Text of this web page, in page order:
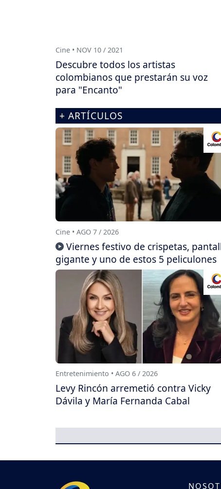
Cine • NOV 10 / 2021
Descubre todos los artistas
colombianos que prestarán su voz
para "Encanto"
+ ARTÍCULOS
Cine • AGO 7 / 2026
Viernes festivo de crispetas,
gigante y uno de estos 5 peliculones
Entretenimiento • AGO 6 / 2026
Levy Rincón arremetió contra Vicky
Dávila y María Fernanda Cabal